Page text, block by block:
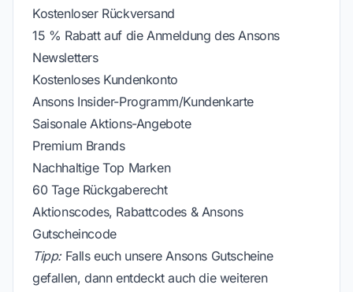
Kostenloser Rückversand
15 % Rabatt auf die Anmeldung des Ansons
Newsletters
Kostenloses Kundenkonto
Ansons Insider-Programm/Kundenkarte
Saisonale Aktions-Angebote
Premium Brands
Nachhaltige Top Marken
60 Tage Rückgaberecht
Aktionscodes, Rabattcodes & Ansons
Gutscheincode
Tipp:Falls euch unsere Ansons Gutscheine
gefallen, dann entdeckt auch die weiteren